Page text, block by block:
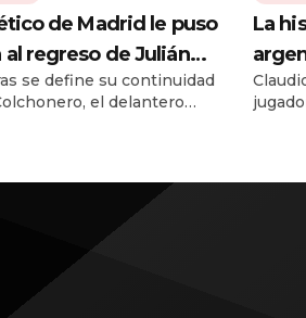
de Madrid le puso
al regreso de Julián
a los entrenamientos:
sigue la novela del
se define su continuidad
el delantero
La
Monte
un